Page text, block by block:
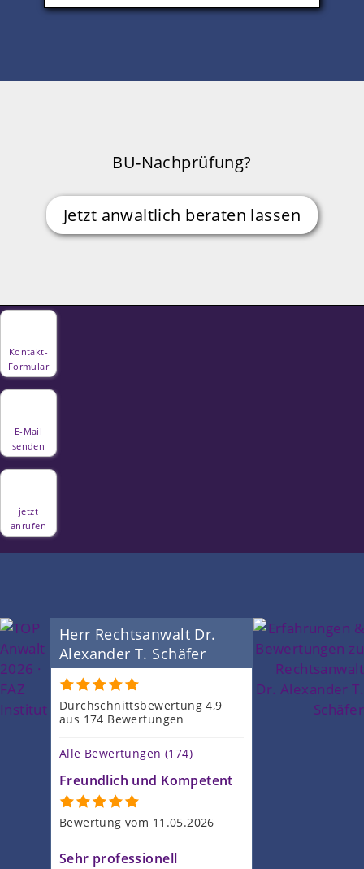
BU-Nachprüfung?
Jetzt anwaltlich beraten lassen
Kontakt-
Formular
E-Mail
senden
jetzt
anrufen
Herr Rechtsanwalt Dr.
Alexander T. Schäfer
Durchschnittsbewertung 4,9
aus 174 Bewertungen
Alle Bewertungen (174)
Freundlich und Kompetent
Bewertung vom 11.05.2026
Sehr professionell